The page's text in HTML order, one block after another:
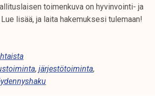
toimenkuva on hyvinvointi- ja
lisää, ja laita hakemuksesi tulemaan!
, järjestötoiminta,